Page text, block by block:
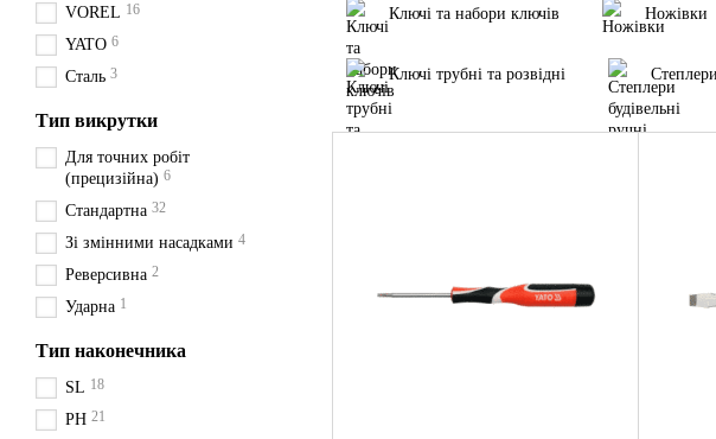
Ключі та набори ключів Ножівки
Ключі трубні та розвідні
VOREL 16
YATO 6
Сталь 3
Тип викрутки
Для точних робіт
(прецизійна) 6
Стандартна 32
Зі змінними насадками 4
Реверсивна 2
Ударна 1
Тип наконечника
SL 18
PH 21